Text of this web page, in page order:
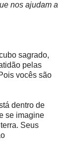
nos ajudam a
sagrado,
pelas
vocês são
dentro de
se imagine
Seus